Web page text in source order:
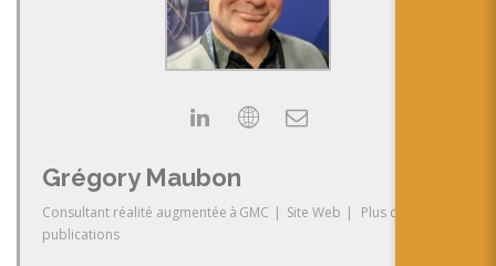
Grégory Maubon
Consultant réalité augmentée à GMC | Site Web |
Plus de
publications